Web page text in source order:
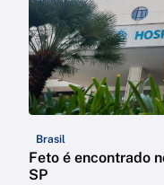
Brasil
Feto é encontrado
SP